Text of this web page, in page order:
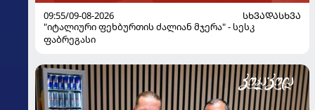
09:55/09-08-2026
ᲡᲮᲕᲐᲓᲐᲡᲮᲕᲐ
"იტალიური ფეხბურთის ძალიან მჯერა" - სესკ
ფაბრეგასი